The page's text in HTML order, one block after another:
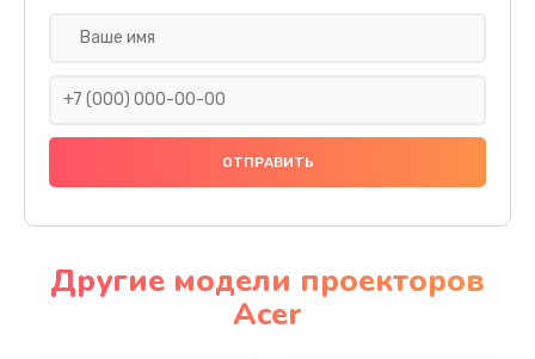
Ремонт подсветки
Настройка BIOS
Другие модели проекторов
Acer